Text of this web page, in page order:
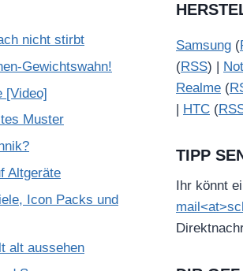
nicht stirbt
Gewichtswahn!
[Video]
Muster
Altgeräte
Icon Packs und
alt aussehen
Samsung (
(RSS) |
Realme (
| HTC (
TIPP
Ihr könnt